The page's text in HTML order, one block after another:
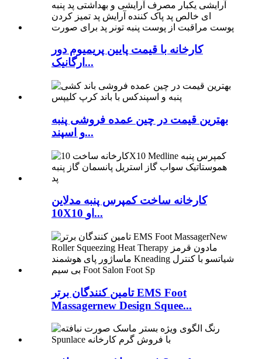
کارخانه با قیمت پایین پریمیوم دور
ارگانیک...
بهترین قیمت در چین عمده فروشی پنبه
و اسپند...
کارخانه ساخت کمپرس پنبه مدلاین
10X10 او...
تامین کنندگان برتر EMS Foot
Massagernew Design Squee...